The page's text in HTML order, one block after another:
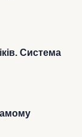
Система